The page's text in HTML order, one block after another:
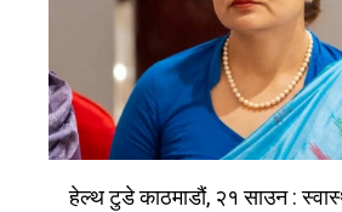
हेल्थ टुडे काठमाडौं, २१ साउन :